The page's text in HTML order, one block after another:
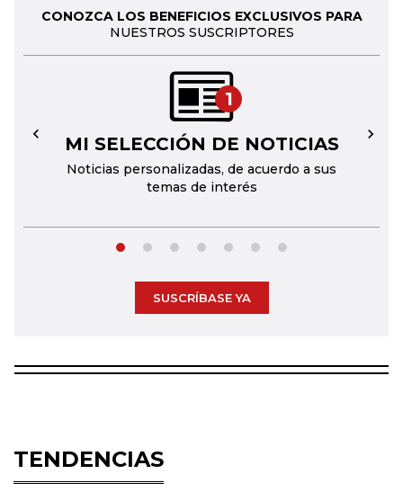
CONOZCA LOS BENEFICIOS EXCLUSIVOS PARA
NUESTROS SUSCRIPTORES
1
MI SELECCIÓN DE NOTICIAS
Noticias personalizadas, de acuerdo a sus
temas de interés
← →
SUSCRÍBASE YA
TENDENCIAS